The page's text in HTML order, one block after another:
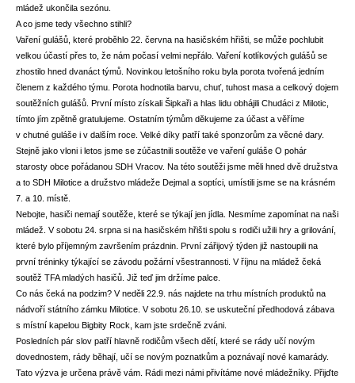
mládež ukončila sezónu.
A co jsme tedy všechno stihli?
Vaření gulášů, které proběhlo 22. června na hasičském hřišti, se může pochlubit
velkou účastí přes to, že nám počasí velmi nepřálo. Vaření kotlíkových gulášů se
zhostilo hned dvanáct týmů. Novinkou letošního roku byla porota tvořená jedním
členem z každého týmu. Porota hodnotila barvu, chuť, tuhost masa a celkový dojem
soutěžních gulášů. První místo získali Šipkaři a hlas lidu obhájili Chudáci z Milotic,
tímto jím zpětně gratulujeme. Ostatním týmům děkujeme za účast a věříme
v chutné guláše i v dalším roce. Velké díky patří také sponzorům za věcné dary.
Stejně jako vloni i letos jsme se zúčastnili soutěže ve vaření guláše O pohár
starosty obce pořádanou SDH Vracov. Na této soutěži jsme měli hned dvě družstva
a to SDH Milotice a družstvo mládeže Dejmal a soptíci, umístili jsme se na krásném
7. a 10. místě.
Nebojte, hasiči nemají soutěže, které se týkají jen jídla. Nesmíme zapomínat na naši
mládež. V sobotu 24. srpna si na hasičském hřišti spolu s rodiči užili hry a grilování,
které bylo příjemným završením prázdnin. První zářijový týden již nastoupili na
první tréninky týkající se závodu požární všestrannosti. V říjnu na mládež čeká
soutěž TFA mladých hasičů. Již teď jim držíme palce.
Co nás čeká na podzim? V neděli 22.9. nás najdete na trhu místních produktů na
nádvoří státního zámku Milotice. V sobotu 26.10. se uskuteční předhodová zábava
s místní kapelou Bigbity Rock, kam jste srdečně zváni.
Posledních pár slov patří hlavně rodičům všech dětí, které se rády učí novým
dovednostem, rády běhají, učí se novým poznatkům a poznávají nové kamarády.
Tato výzva je určena právě vám. Rádi mezi námi přivítáme nové mládežníky. Přijďte